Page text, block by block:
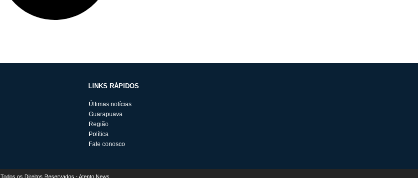
LINKS RÁPIDOS
Últimas notícias
Guarapuava
Região
Política
Fale conosco
Todos os Direitos Reservados - Atento News